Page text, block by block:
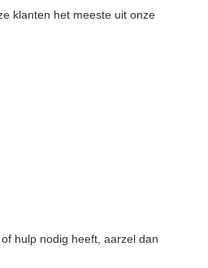
klanten het meeste uit onze
hulp nodig heeft, aarzel dan